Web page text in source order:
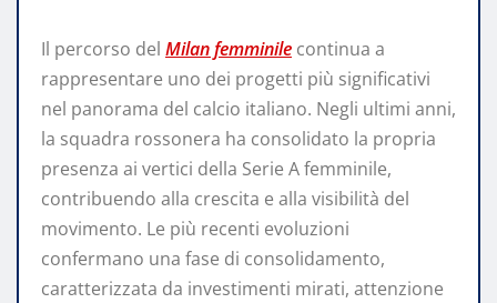
Il percorso del Milan femminile continua a
rappresentare uno dei progetti più significativi
nel panorama del calcio italiano. Negli ultimi anni,
la squadra rossonera ha consolidato la propria
presenza ai vertici della Serie A femminile,
contribuendo alla crescita e alla visibilità del
movimento. Le più recenti evoluzioni
confermano una fase di consolidamento,
caratterizzata da investimenti mirati, attenzione